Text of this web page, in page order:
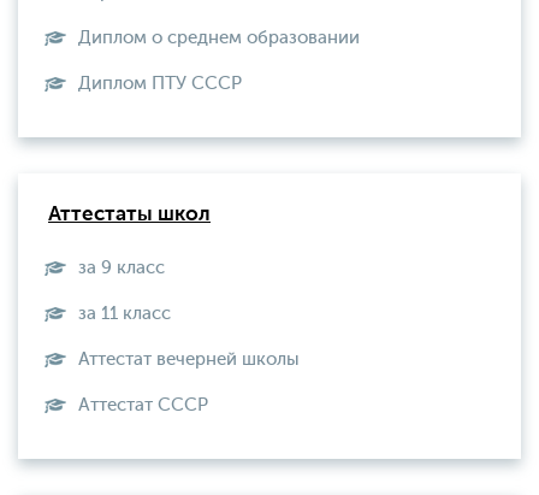
Диплом о среднем образовании
Диплом ПТУ СССР
Аттестаты школ
за 9 класс
за 11 класс
Аттестат вечерней школы
Aттестат СССР